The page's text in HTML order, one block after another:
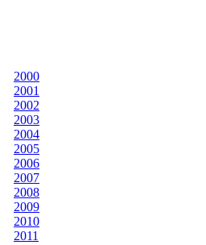
2000
2001
2002
2003
2004
2005
2006
2007
2008
2009
2010
2011